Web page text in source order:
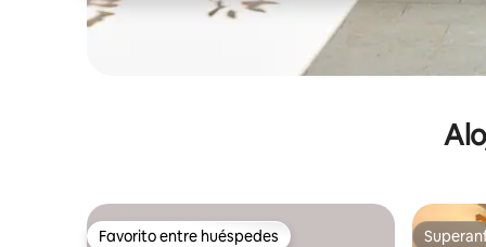
Favorito entre huéspedes